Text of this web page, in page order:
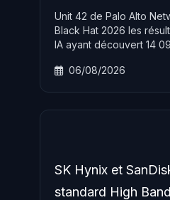
Unit 42 de Palo Alto
Black Hat 2026 les
IA ayant découvert 14
dont 39,7 % classées
06/08/2026
SK Hynix et
standard High